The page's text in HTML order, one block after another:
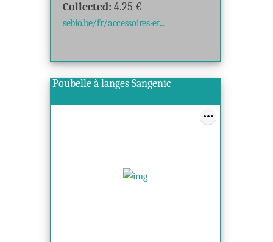
Collected: 4.25 €
sebio.be/fr/accessoires-et...
Poubelle à langes Sangenic